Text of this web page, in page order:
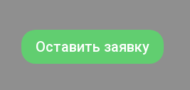
Оставить заявку